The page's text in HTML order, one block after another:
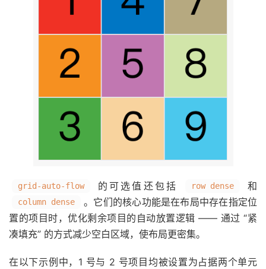
grid-auto-flow 的可选值还包括 row dense 和
column dense
。它们的核心功能是在布局中存在指定位
置的项目时，优化剩余项目的自动放置逻辑 —— 通过 “紧
凑填充” 的方式减少空白区域，使布局更密集。
在以下示例中，1 号与 2 号项目均被设置为占据两个单元